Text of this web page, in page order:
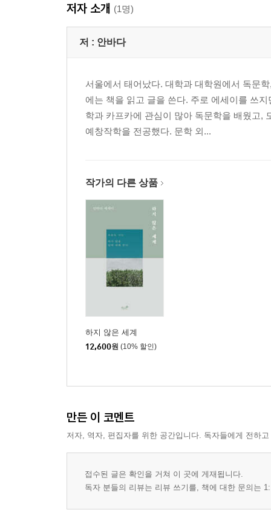
저자 소개 (1명)
저 : 안바다
서울에서 태어났다. 대학과 대학원에서 독문
에는 책을 읽고 글을 쓴다. 주로 에세이를 쓰
학과 카프카에 관심이 많아 독문학을 배웠고,
예창작학을 전공했다. 문학 외...
작가의 다른 상품
하지 않은 세계
12,600원 (10% 할인)
만든 이 코멘트
저자, 역자, 편집자를 위한 공간입니다. 독자들에게 전하
접수된 글은 확인을 거쳐 이 곳에 게재됩니다.
독자 분들의 리뷰는 리뷰 쓰기를, 책에 대한 문의는